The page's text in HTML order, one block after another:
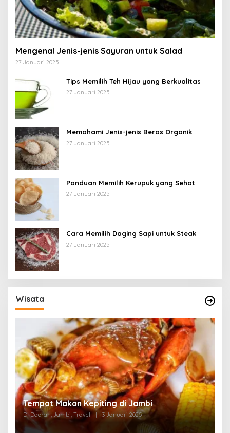
Mengenal Jenis-jenis Sayuran untuk Salad
27 Januari 2025
Tips Memilih Teh Hijau yang Berkualitas
27 Januari 2025
Memahami Jenis-jenis Beras Organik
27 Januari 2025
Panduan Memilih Kerupuk yang Sehat
27 Januari 2025
Cara Memilih Daging Sapi untuk Steak
27 Januari 2025
Wisata
Tempat Makan di Thehok Jambi
Di Daerah, Jambi, Travel 3 Januari 2025